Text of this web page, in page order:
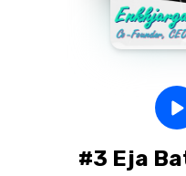
#3 Eja